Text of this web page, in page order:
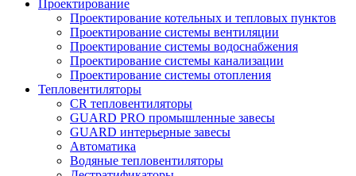
Проектирование
Проектирование котельных и тепловых пунктов
Проектирование системы вентиляции
Проектирование системы водоснабжения
Проектирование системы канализации
Проектирование системы отопления
Тепловентиляторы
CR тепловентиляторы
GUARD PRO промышленные завесы
GUARD интерьерные завесы
Автоматика
Водяные тепловентиляторы